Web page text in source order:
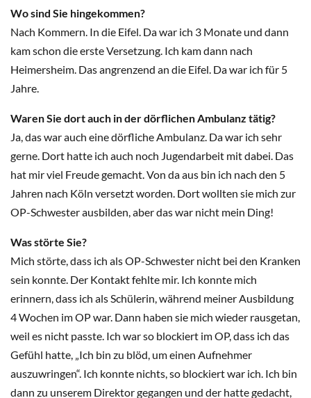
Wo sind Sie hingekommen?
Nach Kommern. In die Eifel. Da war ich 3 Monate und dann
kam schon die erste Versetzung. Ich kam dann nach
Heimersheim. Das angrenzend an die Eifel. Da war ich für 5
Jahre.
Waren Sie dort auch in der dörflichen Ambulanz tätig?
Ja, das war auch eine dörfliche Ambulanz. Da war ich sehr
gerne. Dort hatte ich auch noch Jugendarbeit mit dabei. Das
hat mir viel Freude gemacht. Von da aus bin ich nach den 5
Jahren nach Köln versetzt worden. Dort wollten sie mich zur
OP-Schwester ausbilden, aber das war nicht mein Ding!
Was störte Sie?
Mich störte, dass ich als OP-Schwester nicht bei den Kranken
sein konnte. Der Kontakt fehlte mir. Ich konnte mich
erinnern, dass ich als Schülerin, während meiner Ausbildung
4 Wochen im OP war. Dann haben sie mich wieder rausgetan,
weil es nicht passte. Ich war so blockiert im OP, dass ich das
Gefühl hatte, „Ich bin zu blöd, um einen Aufnehmer
auszuwringen“. Ich konnte nichts, so blockiert war ich. Ich bin
dann zu unserem Direktor gegangen und der hatte gedacht,